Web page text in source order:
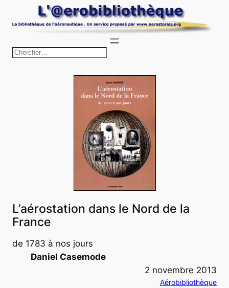
au
c
h
e
r
c
h
e
r
L’aérostation dans le Nord de la
France
de 1783 à nos jours
Daniel Casemode
2 novembre 2013
Aérobibliothèque